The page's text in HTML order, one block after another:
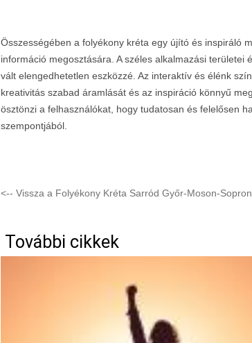
Összességében a folyékony kréta egy újító és inspiráló
információ megosztására. A széles alkalmazási
vált elengedhetetlen eszközzé. Az interaktív és élénk
kreativitás szabad áramlását és az inspiráció könnyű
ösztönzi a felhasználókat, hogy tudatosan és felelősen
szempontjából.
<-- Vissza a Folyékony Kréta Sarród Győr-Moson-
További cikkek